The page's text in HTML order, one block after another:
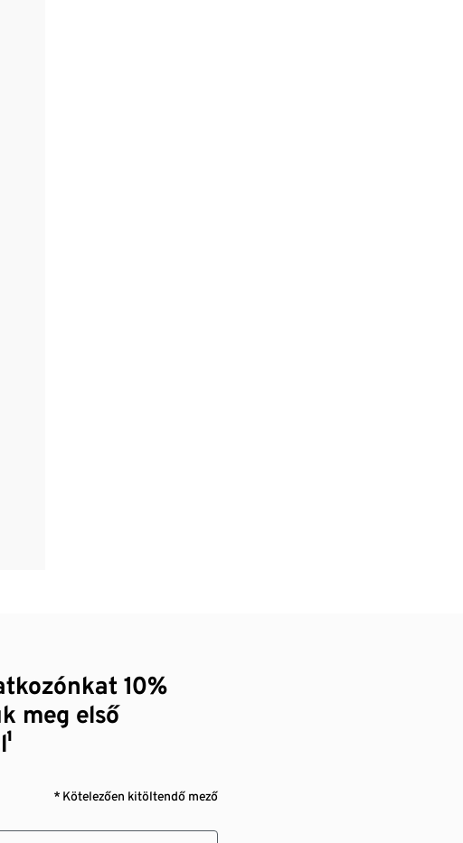
10%
meg első
* Kötelezően kitöltendő mező